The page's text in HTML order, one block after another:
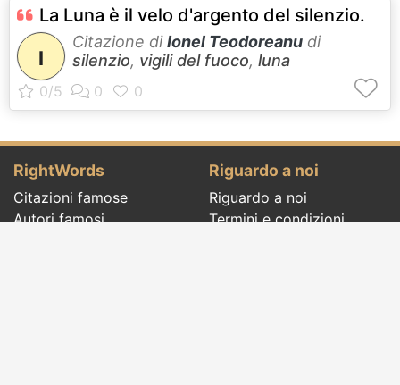
La Luna è il velo d'argento del silenzio.
I
Citazione diIonel Teodoreanu di
silenzio, vigili del fuoco, luna
RightWords
Citazioni famose
Autori famosi
Riguardo a noi
Riguardo a noi
Termini e condizioni